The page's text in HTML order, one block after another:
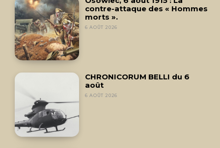
contre-attaque des « Hommes
morts ».
6 AOÛT 2026
CHRONICORUM BELLI du 6
août
6 AOÛT 2026